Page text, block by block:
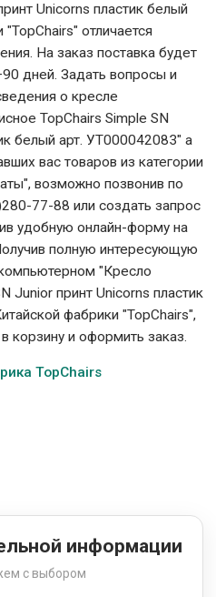
Unicorns пластик белый
отличается
На заказ поставка будет
дней. Задать вопросы и
о кресле
TopChairs Simple SN
белый арт. УТ000042083" а
вас товаров из категории
возможно позвонив по
77-88 или создать запрос
удобную онлайн-форму на
полную интересующую
"Кресло
Junior принт Unicorns пластик
фабрики "TopChairs",
корзину и оформить заказ.
TopChairs
информации
с выбором